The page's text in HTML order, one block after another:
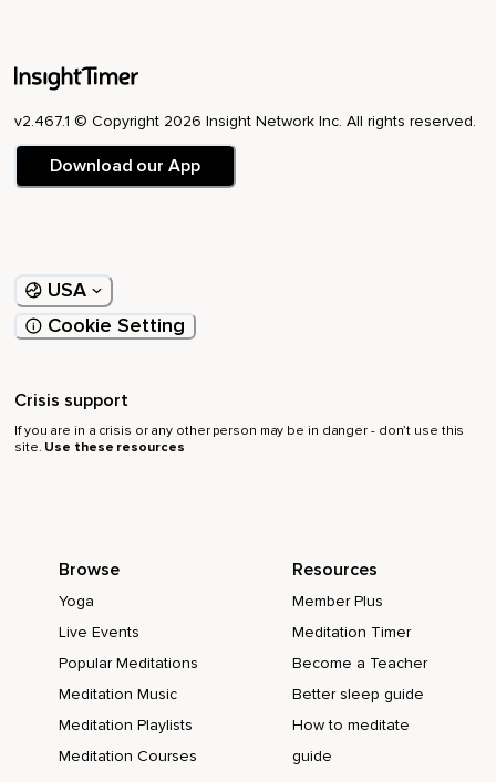
Die andere Personen mir zugefügt haben,
Nichts mit mir und meinem unendlich großen Wert zu tun
haben.
Ich lasse alte Verletzungen und die Vergangenheit liebevoll
los.
Ich wähle nur positive Gedanken,
Ich vertraue mir und meinen Fähigkeiten.
Mein Herz ist die Quelle meiner Liebe und des Friedens.
Geduld und Verständnis.
Ich darf wie jeder andere Mensch Fehler machen,
v2.467.1 © Copyright 2026 Insight Network Inc. All rights reserved.
Download our App
USA
Cookie Setting
Crisis support
If you are in a crisis or any other person may be in danger - don’t use this
site. Use these resources
Browse
Yoga
Live Events
Popular Meditations
Meditation Music
Meditation Playlists
Meditation Courses
Resources
Member Plus
Meditation Timer
Become a Teacher
Better sleep guide
How to meditate
guide